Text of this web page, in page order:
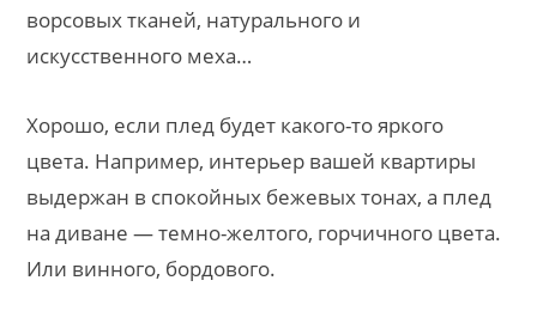
ворсовых тканей, натурального и
искусственного меха…
Хорошо, если плед будет какого-то яркого
цвета. Например, интерьер вашей квартиры
выдержан в спокойных бежевых тонах, а плед
на диване — темно-желтого, горчичного цвета.
Или винного, бордового.